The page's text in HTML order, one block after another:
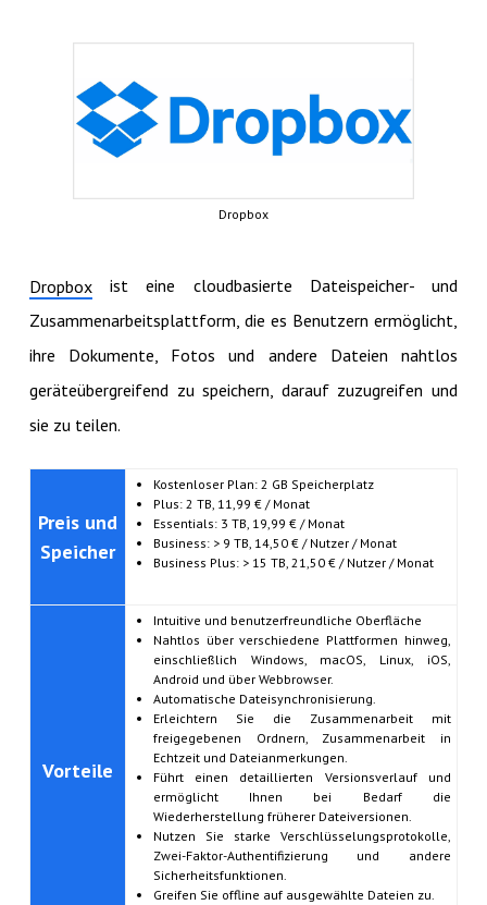
Dropbox
Dropboxist eine cloudbasierte Dateispeicher- und
Zusammenarbeitsplattform, die es Benutzern ermöglicht,
ihre Dokumente, Fotos und andere Dateien nahtlos
geräteübergreifend zu speichern, darauf zuzugreifen und
sie zu teilen.
Preis und
Speicher
Kostenloser Plan: 2 GB Speicherplatz
Plus: 2 TB, 11,99 € / Monat
Essentials: 3 TB, 19,99 € / Monat
Business: > 9 TB, 14,50 € / Nutzer / Monat
Business Plus: > 15 TB, 21,50 € / Nutzer / Monat
Vorteile
Intuitive und benutzerfreundliche Oberfläche
Nahtlos über verschiedene Plattformen hinweg,
einschließlich Windows, macOS, Linux, iOS,
Android und über Webbrowser.
Automatische Dateisynchronisierung.
Erleichtern Sie die Zusammenarbeit mit
freigegebenen Ordnern, Zusammenarbeit in
Echtzeit und Dateianmerkungen.
Führt einen detaillierten Versionsverlauf und
ermöglicht Ihnen bei Bedarf die
Wiederherstellung früherer Dateiversionen.
Nutzen Sie starke Verschlüsselungsprotokolle,
Zwei-Faktor-Authentifizierung und andere
Sicherheitsfunktionen.
Greifen Sie offline auf ausgewählte Dateien zu.